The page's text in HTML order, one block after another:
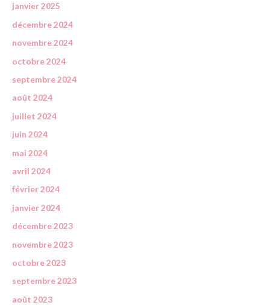
janvier 2025
décembre 2024
novembre 2024
octobre 2024
septembre 2024
août 2024
juillet 2024
juin 2024
mai 2024
avril 2024
février 2024
janvier 2024
décembre 2023
novembre 2023
octobre 2023
septembre 2023
août 2023